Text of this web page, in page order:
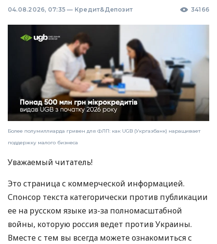
04.08.2026, 07:35 — Кредит&Депозит 34166
Более полумиллиарда гривен для ФЛП: как UGB (Укргазбанк) наращивает
поддержку малого бизнеса
Уважаемый читатель!
Это страница с коммерческой информацией.
Спонсор текста категорически против публикации
ее на русском языке из-за полномасштабной
войны, которую россия ведет против Украины.
Вместе с тем вы всегда можете ознакомиться с